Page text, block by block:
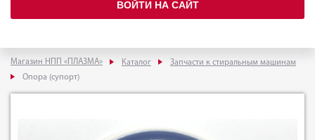
ВОЙТИ НА САЙТ
Магазин НПП «ПЛАЗМА» Каталог
Запчасти к стиральным машинам
Опора (супорт)